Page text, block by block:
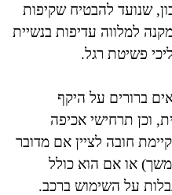
שנועד להבטיח שקיפות
למלווה עדיפות בנשיית
פשיטת רגל.
ברורים על היקף
וכן תרחישי אכיפה
חובה לציין אם מדובר
או אם הוא כולל
על השימוש ברכב.